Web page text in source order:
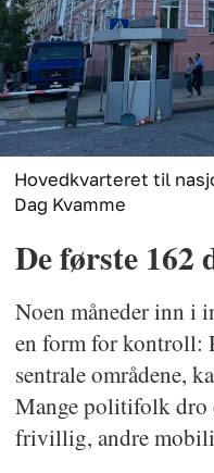
Hovedkvarteret til
Dag Kvamme
De første 162
Noen måneder inn i
en form for kontroll:
sentrale områdene,
Mange politifolk dro
frivillig, andre